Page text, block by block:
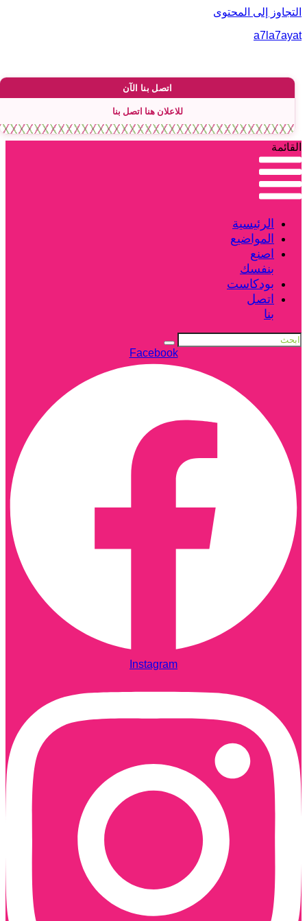
إلى المحتوى
اتصل بنا الآن
للاعلان هنا اتصل بنا
الرئيسية
المواضيع
اصنع
بنفسك
بودكاست
اتصل
بنا
Facebook
Instagram